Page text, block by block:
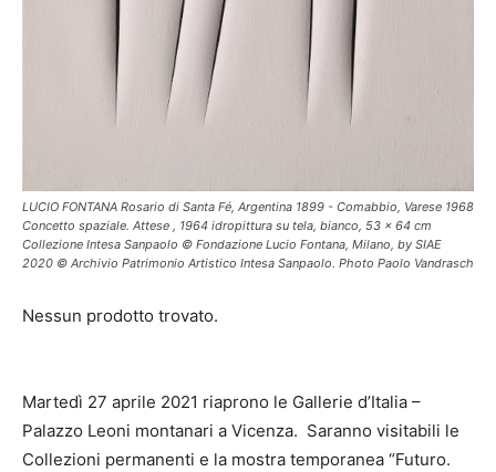
LUCIO FONTANA Rosario di Santa Fé, Argentina 1899 - Comabbio, Varese 1968
Concetto spaziale. Attese , 1964 idropittura su tela, bianco, 53 x 64 cm
Collezione Intesa Sanpaolo © Fondazione Lucio Fontana, Milano, by SIAE
2020 © Archivio Patrimonio Artistico Intesa Sanpaolo. Photo Paolo Vandrasch
Nessun prodotto trovato.
Martedì 27 aprile 2021 riaprono le Gallerie d’Italia –
Palazzo Leoni montanari a Vicenza. Saranno visitabili le
Collezioni permanenti e la mostra temporanea “Futuro.